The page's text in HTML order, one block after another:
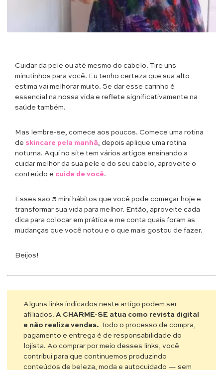
Cuidar da pele ou até mesmo do cabelo. Tire uns
minutinhos para você. Eu tenho certeza que sua alto
estima vai melhorar muito. Se dar esse carinho é
essencial na nossa vida e reflete significativamente na
saúde também.
Mas lembre-se, comece aos poucos. Comece uma rotina
de skincare pela manhã, depois aplique uma rotina
noturna. Aqui no site tem vários artigos ensinando a
cuidar melhor da sua pele e do seu cabelo, aproveite o
conteúdo e cuide de você.
Esses são 5 mini hábitos que você pode começar hoje e
transformar sua vida para melhor. Então, aproveite cada
dica para colocar em prática e me conta quais foram as
mudanças que você notou e o que mais gostou de fazer.
Beijos!
Alguns links indicados neste artigo podem ser
afiliados.A CHARME-SE atua como revista digital
e não realiza vendas. Todo o processo de compra,
pagamento e entrega é de responsabilidade do
lojista. Ao comprar por meio desses links, você
contribui para que continuemos produzindo
conteúdos de beleza, moda e autocuidado — sem